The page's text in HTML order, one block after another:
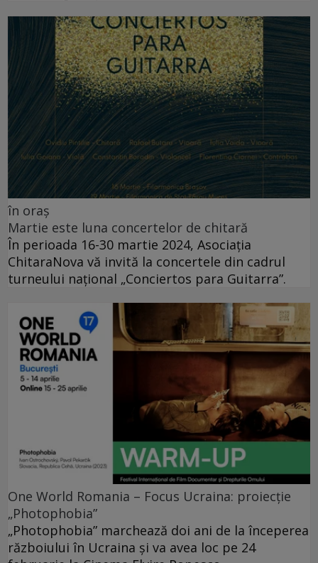
în oraș
Martie este luna concertelor de chitară
În perioada 16-30 martie 2024, Asociația
ChitaraNova vă invită la concertele din cadrul
turneului național „Conciertos para Guitarra”.
One World Romania – Focus Ucraina: proiecție
„Photophobia”
„Photophobia” marchează doi ani de la începerea
războiului în Ucraina și va avea loc pe 24